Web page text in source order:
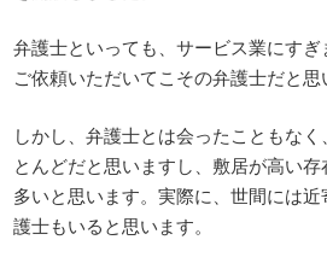
弁護士といっても、サービス業にす
ご依頼いただいてこその弁護士だと思
しかし、弁護士とは会ったこともな
とんどだと思いますし、敷居が高い
多いと思います。実際に、世間には
護士もいると思います。